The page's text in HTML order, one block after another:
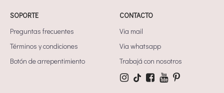
SOPORTE
Preguntas frecuentes
Términos y condiciones
Botón de arrepentimiento
CONTACTO
Via mail
Via whatsapp
Trabajá con nosotros